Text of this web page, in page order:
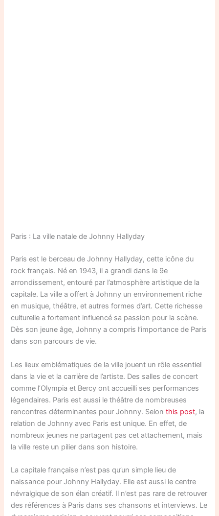
Paris : La ville natale de Johnny Hallyday
Paris est le berceau de Johnny Hallyday, cette icône du
rock français. Né en 1943, il a grandi dans le 9e
arrondissement, entouré par l’atmosphère artistique de la
capitale. La ville a offert à Johnny un environnement riche
en musique, théâtre, et autres formes d’art. Cette richesse
culturelle a fortement influencé sa passion pour la scène.
Dès son jeune âge, Johnny a compris l’importance de Paris
dans son parcours de vie.
Les lieux emblématiques de la ville jouent un rôle essentiel
dans la vie et la carrière de l’artiste. Des salles de concert
comme l’Olympia et Bercy ont accueilli ses performances
légendaires. Paris est aussi le théâtre de nombreuses
rencontres déterminantes pour Johnny. Selonthis post, la
relation de Johnny avec Paris est unique. En effet, de
nombreux jeunes ne partagent pas cet attachement, mais
la ville reste un pilier dans son histoire.
La capitale française n’est pas qu’un simple lieu de
naissance pour Johnny Hallyday. Elle est aussi le centre
névralgique de son élan créatif. Il n’est pas rare de retrouver
des références à Paris dans ses chansons et interviews. Le